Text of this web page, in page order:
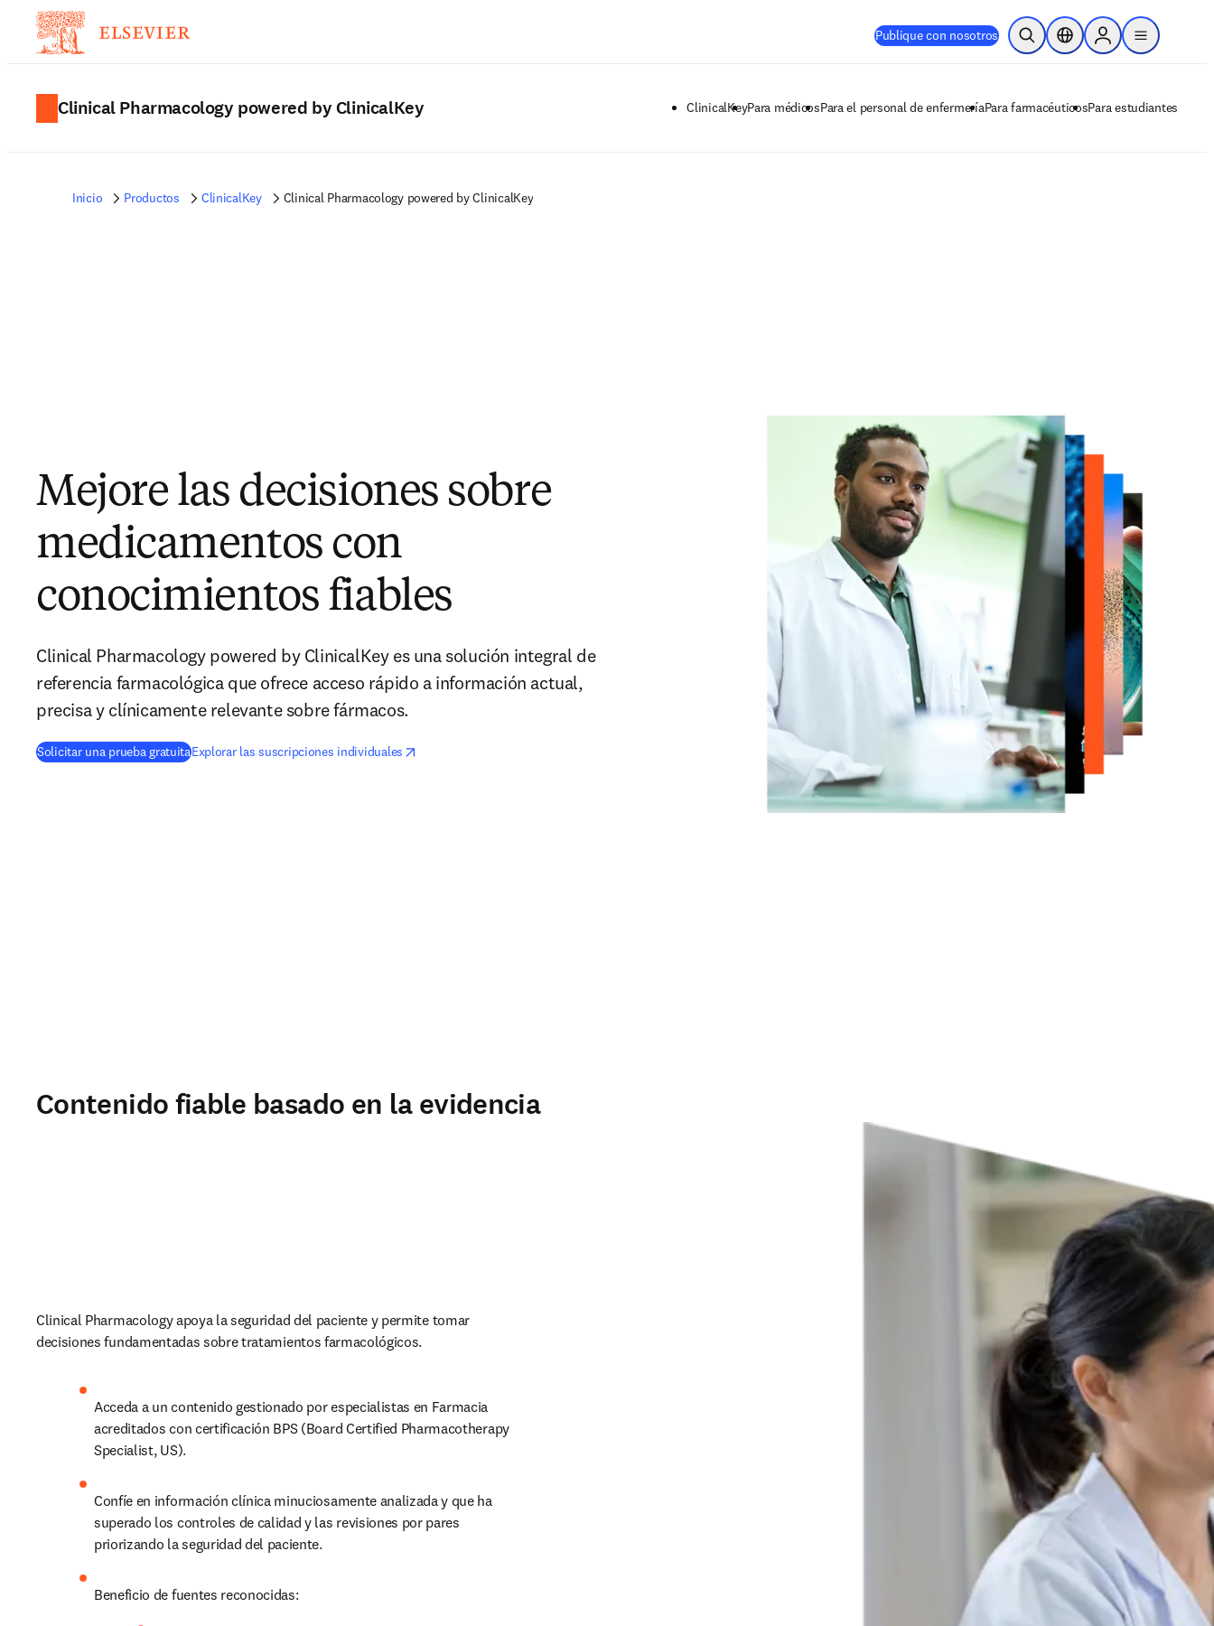
Publique con nosotros Abrir búsquedaSelector de ubicación
Sign in to products
menu
Clinical Pharmacology powered by ClinicalKey ClinicalKeyPara médicosPara el personal de enfermeríaPara farmacéuticosPara estudiantes
Inicio Productos ClinicalKey Clinical Pharmacology powered by ClinicalKey
Mejore las decisiones sobre
medicamentos con
conocimientos fiables
Clinical Pharmacology powered by ClinicalKey es una solución integral de
referencia farmacológica que ofrece acceso rápido a información actual,
precisa y clínicamente relevante sobre fármacos.
Solicitar una prueba gratuitaExplorar las suscripciones individualesse abre en una nueva pestaña/ventana
opens in new tab/window
Contenido fiable basado en la evidencia
Clinical Pharmacology apoya la seguridad del paciente y permite tomar
decisiones fundamentadas sobre tratamientos farmacológicos.
Acceda a un contenido gestionado por especialistas en Farmacia
acreditados con certificación BPS (Board Certified Pharmacotherapy
Specialist, US).
Confíe en información clínica minuciosamente analizada y que ha
superado los controles de calidad y las revisiones por pares
priorizando la seguridad del paciente.
Beneficio de fuentes reconocidas: